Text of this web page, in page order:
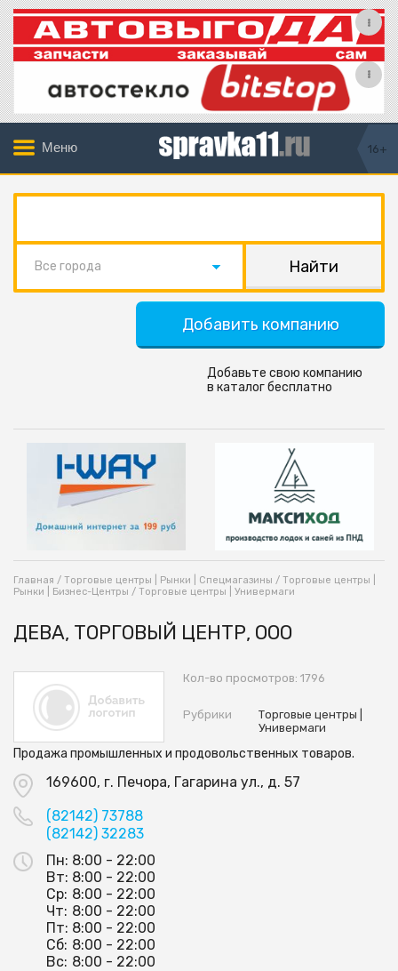
Меню 16+
Все города
Добавить компанию
Добавьте свою компанию
в каталог бесплатно
Главная / Торговые центры | Рынки | Спецмагазины / Торговые центры |
Рынки | Бизнес-Центры / Торговые центры | Универмаги
ДЕВА, ТОРГОВЫЙ ЦЕНТР, ООО
Кол-во просмотров: 1796
Рубрики
Торговые центры |
Универмаги
Продажа промышленных и продовольственных товаров.
169600, г. Печора, Гагарина ул., д. 57
(82142) 73788
(82142) 32283
Пн: 8:00 - 22:00
Вт: 8:00 - 22:00
Ср: 8:00 - 22:00
Чт: 8:00 - 22:00
Пт: 8:00 - 22:00
Сб: 8:00 - 22:00
Вс: 8:00 - 22:00